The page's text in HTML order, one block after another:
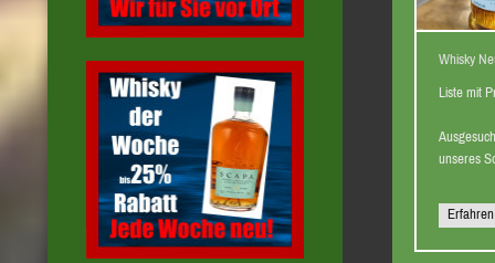
Whisky
Liste mit
unseres